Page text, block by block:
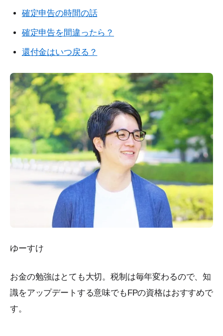
確定申告の時間の話
確定申告を間違ったら？
還付金はいつ戻る？
ゆーすけ
お金の勉強はとても大切。税制は毎年変わるので、知
識をアップデートする意味でもFPの資格はおすすめで
す。